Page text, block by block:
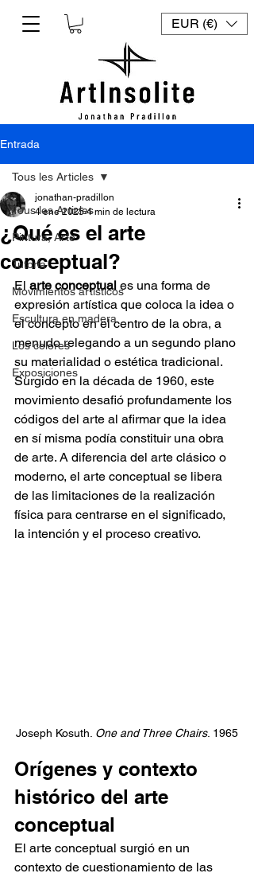
EUR (€)
Entrada
Tous les Articles
Pintura, Arte
Tutoría
Movimientos artísticos
Escultura en madera
Los colores
Exposiciones
Tous les Articles
¿Qué es el arte
conceptual?
jonathan-pradillon
4 ene 2025 4 min de lectura
El arte conceptual es una forma de
expresión artística que coloca la idea o
el concepto en el centro de la obra, a
menudo relegando a un segundo plano
su materialidad o estética tradicional.
Surgido en la década de 1960, este
movimiento desafió profundamente los
códigos del arte al afirmar que la idea
en sí misma podía constituir una obra
de arte. A diferencia del arte clásico o
moderno, el arte conceptual se libera
de las limitaciones de la realización
física para centrarse en el significado,
la intención y el proceso creativo.
Joseph Kosuth. One and Three Chairs. 1965
Orígenes y contexto
histórico del arte
conceptual
El arte conceptual surgió en un
contexto de cuestionamiento de las